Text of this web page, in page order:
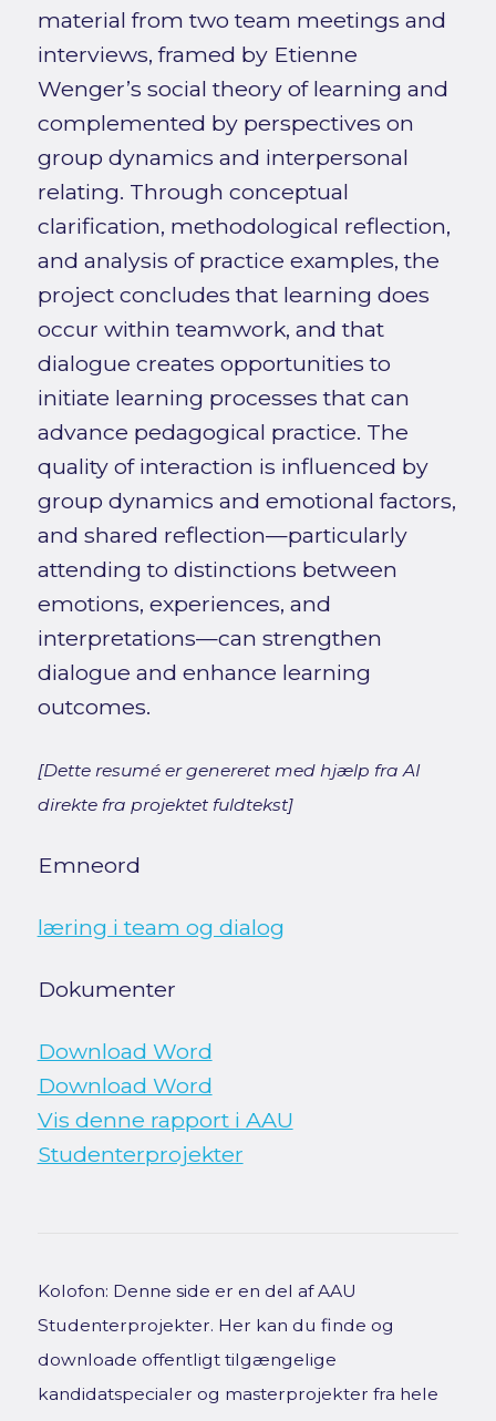
material from two team meetings and
interviews, framed by Etienne
Wenger’s social theory of learning and
complemented by perspectives on
group dynamics and interpersonal
relating. Through conceptual
clarification, methodological reflection,
and analysis of practice examples, the
project concludes that learning does
occur within teamwork, and that
dialogue creates opportunities to
initiate learning processes that can
advance pedagogical practice. The
quality of interaction is influenced by
group dynamics and emotional factors,
and shared reflection—particularly
attending to distinctions between
emotions, experiences, and
interpretations—can strengthen
dialogue and enhance learning
outcomes.
[Dette resumé er genereret med hjælp fra AI
direkte fra projektet fuldtekst]
Emneord
læring i team og dialog
Dokumenter
Download Word
Download Word
Vis denne rapport i AAU
Studenterprojekter
Kolofon: Denne side er en del af AAU
Studenterprojekter. Her kan du finde og
downloade offentligt tilgængelige
kandidatspecialer og masterprojekter fra hele